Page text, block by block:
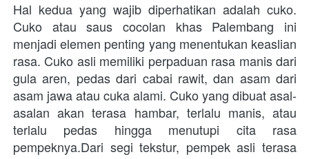
Hal kedua yang wajib diperhatikan adalah cuko.
Cuko atau saus cocolan khas Palembang ini
menjadi elemen penting yang menentukan keaslian
rasa. Cuko asli memiliki perpaduan rasa manis dari
gula aren, pedas dari cabai rawit, dan asam dari
asam jawa atau cuka alami. Cuko yang dibuat asal-
asalan akan terasa hambar, terlalu manis, atau
terlalu pedas hingga menutupi cita rasa
pempeknya.Dari segi tekstur, pempek asli terasa